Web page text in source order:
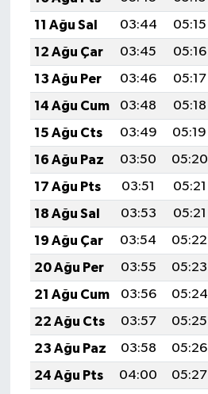
11 Ağu Sal
03:44 05:15
12 Ağu Çar
03:45 05:16
13 Ağu Per
03:46 05:17
14 Ağu Cum
03:48 05:18
15 Ağu Cts
03:49 05:19
16 Ağu Paz
03:50 05:20
17 Ağu Pts
03:51 05:21
18 Ağu Sal
03:53 05:21
19 Ağu Çar
03:54 05:22
20 Ağu Per
03:55 05:23
21 Ağu Cum
03:56 05:24
22 Ağu Cts
03:57 05:25
23 Ağu Paz
03:58 05:26
24 Ağu Pts
04:00 05:27